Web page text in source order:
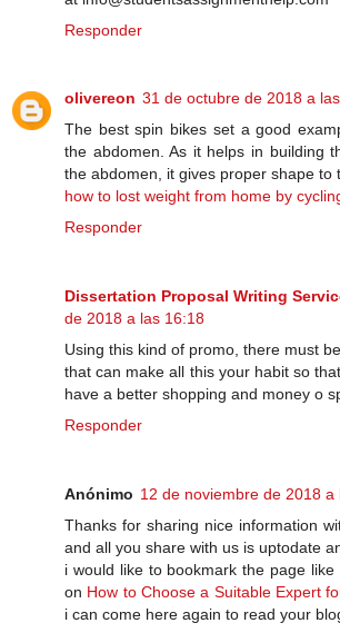
Responder
olivereon 31 de octubre de 2018 a
The best spin bikes set a good
the abdomen. As it helps in building
the abdomen, it gives proper shape to
how to lost weight from home by
Responder
Dissertation Proposal Writing
de 2018 a las 16:18
Using this kind of promo, there must
that can make all this your habit so
have a better shopping and money o
Responder
Anónimo 12 de noviembre de 2018 a
Thanks for sharing nice information
and all you share with us is uptodate
i would like to bookmark the page
on How to Choose a Suitable Expert
i can come here again to read your